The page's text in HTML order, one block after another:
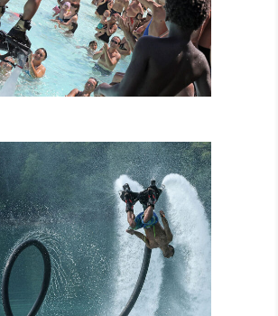
ATTRAZIONI
COMBINATE